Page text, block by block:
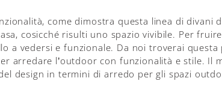
come dimostra questa linea di divani
cosicché risulti uno spazio vivibile. Per
a vedersi e funzionale. Da noi troverai
arredare l’outdoor con funzionalità e stile. Il
design in termini di arredo per gli spazi